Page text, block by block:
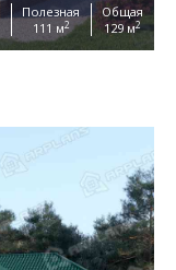
Полезная
111 м2
Общая
129 м2